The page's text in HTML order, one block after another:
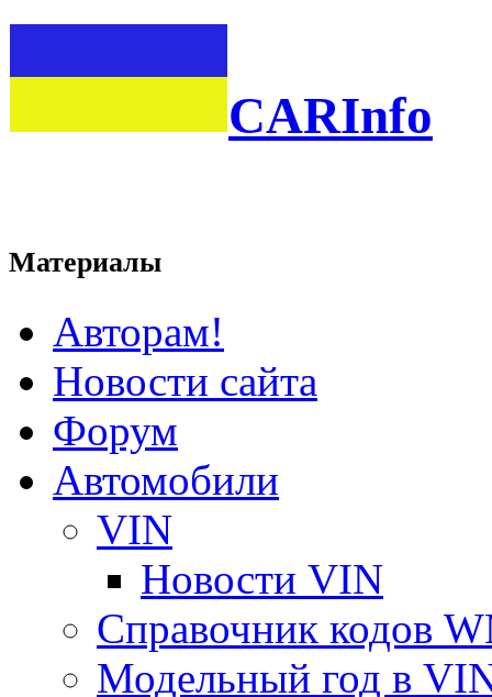
CARInfo
Материалы
Авторам!
Новости сайта
Форум
Автомобили
VIN
Новости VIN
Справочник кодов
Модельный год в